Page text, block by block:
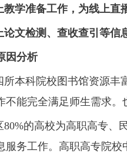
教学准备工作，为线上直
论文检测、查收查引等
因分析
本科院校图书馆资源丰
能完全满足师生需求。
的高校为高职高专、
服务工作。高职高专院